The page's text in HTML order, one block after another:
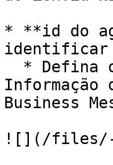
* **id do
identificar
Informação
Business
![](/files/-